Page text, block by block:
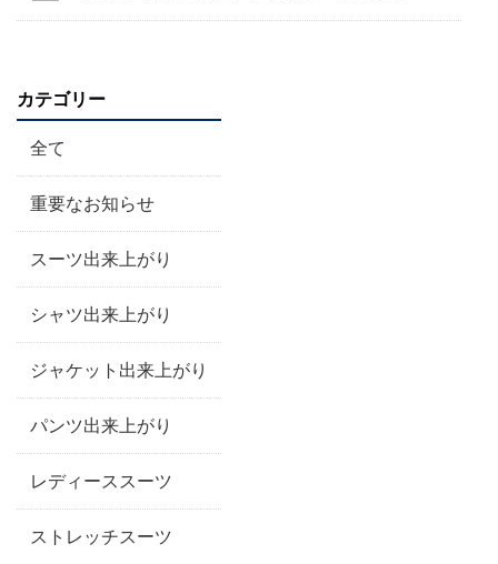
カテゴリー
全て
重要なお知らせ
スーツ出来上がり
シャツ出来上がり
ジャケット出来上がり
パンツ出来上がり
レディーススーツ
ストレッチスーツ